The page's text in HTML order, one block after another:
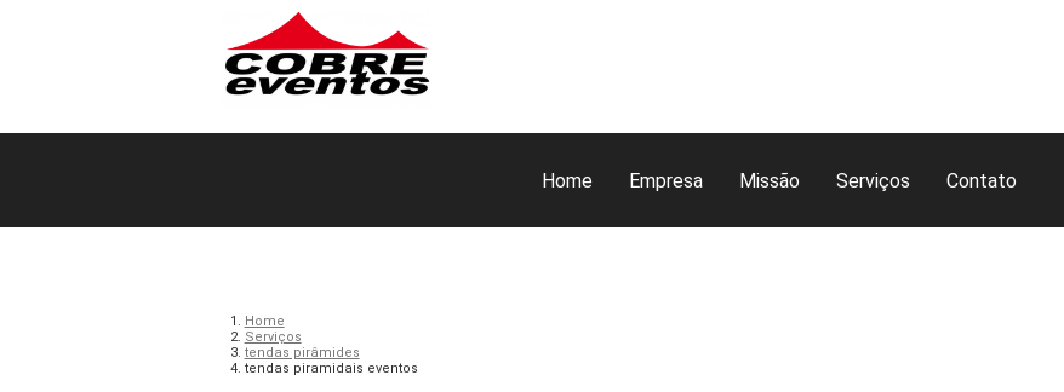
Home Empresa Missão Serviços Contato
Home
Serviços
tendas pirâmides
tendas piramidais eventos